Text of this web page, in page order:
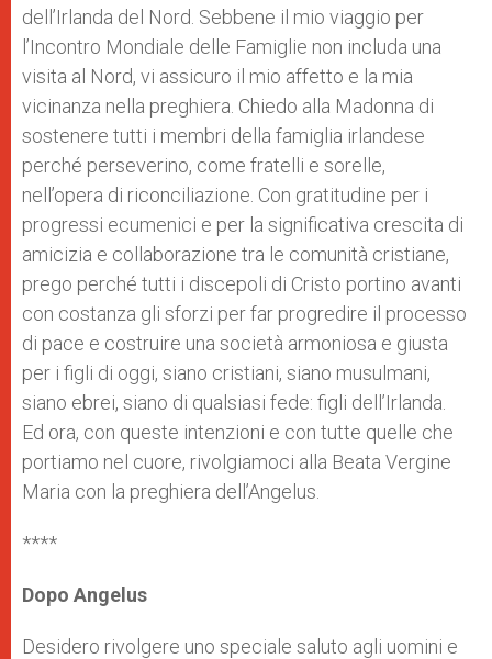
dell’Irlanda del Nord. Sebbene il mio viaggio per
l’Incontro Mondiale delle Famiglie non includa una
visita al Nord, vi assicuro il mio affetto e la mia
vicinanza nella preghiera. Chiedo alla Madonna di
sostenere tutti i membri della famiglia irlandese
perché perseverino, come fratelli e sorelle,
nell’opera di riconciliazione. Con gratitudine per i
progressi ecumenici e per la significativa crescita di
amicizia e collaborazione tra le comunità cristiane,
prego perché tutti i discepoli di Cristo portino avanti
con costanza gli sforzi per far progredire il processo
di pace e costruire una società armoniosa e giusta
per i figli di oggi, siano cristiani, siano musulmani,
siano ebrei, siano di qualsiasi fede: figli dell’Irlanda.
Ed ora, con queste intenzioni e con tutte quelle che
portiamo nel cuore, rivolgiamoci alla Beata Vergine
Maria con la preghiera dell’Angelus.
****
Dopo Angelus
Desidero rivolgere uno speciale saluto agli uomini e